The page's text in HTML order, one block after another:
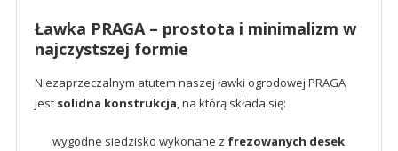
Ławka PRAGA – prostota i minimalizm w
najczystszej formie
Niezaprzeczalnym atutem naszej ławki ogrodowej PRAGA
jest solidna konstrukcja, na którą składa się:
wygodne siedzisko wykonane z frezowanych desek